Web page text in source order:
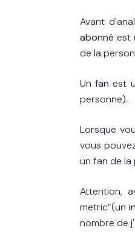
Avant
abonné est
de la
Unfan est
personne).
Lorsque
vous
un fan de la
Attention,
metric”(un
nombre de